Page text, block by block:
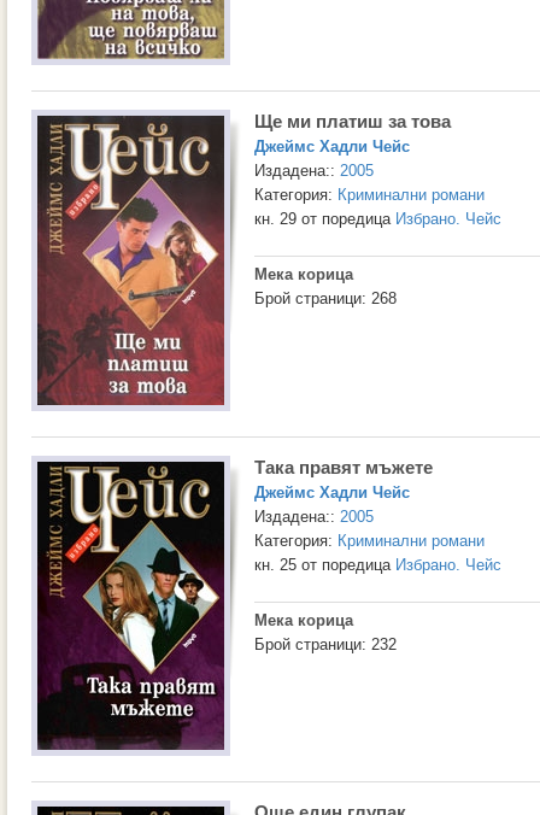
Ще ми платиш за това
Джеймс Хадли Чейс
Издадена:: 2005
Категория: Криминални романи
кн. 29 от поредица Избрано. Чейс
Мека корица
Брой страници: 268
Така правят мъжете
Джеймс Хадли Чейс
Издадена:: 2005
Категория: Криминални романи
кн. 25 от поредица Избрано. Чейс
Мека корица
Брой страници: 232